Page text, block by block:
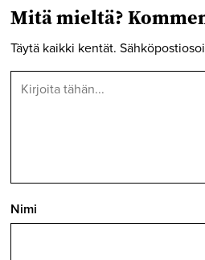
Mitä mieltä?
Täytä kaikki kentät.
Nimi